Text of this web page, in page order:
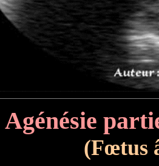
Agénésie
(Fœtus